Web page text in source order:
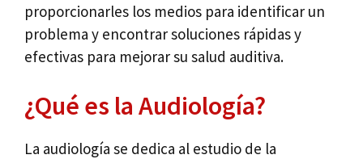
proporcionarles los medios para identificar un
problema y encontrar soluciones rápidas y
efectivas para mejorar su salud auditiva.
¿Qué es la Audiología?
La audiología se dedica al estudio de la